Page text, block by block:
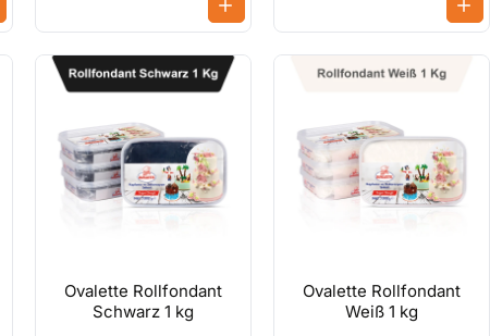
Ovalette Rollfondant
Schwarz 1 kg
Ovalette Rollfondant
Weiß 1 kg